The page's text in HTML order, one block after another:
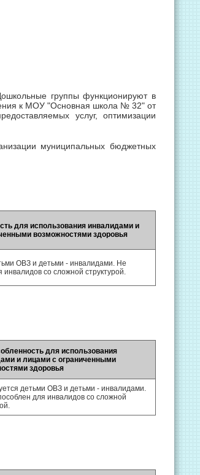
группы функционируют в
к МОУ "Основная школа № 32" от
услуг, оптимизации
муниципальных бюджетных
для использования инвалидами и
возможностями здоровья
ОВЗ и детьми - инвалидами. Не
со сложной структурой.
для использования
и лицами с ограниченными
здоровья
детьми ОВЗ и детьми - инвалидами.
для инвалидов со сложной